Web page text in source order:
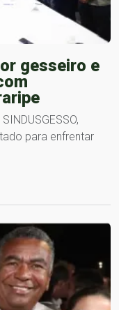
gesseiro e
para enfrentar